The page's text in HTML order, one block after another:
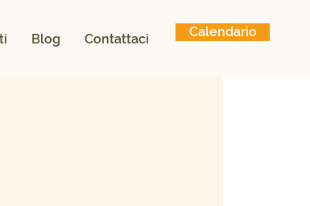
Blog Contattaci Calendario